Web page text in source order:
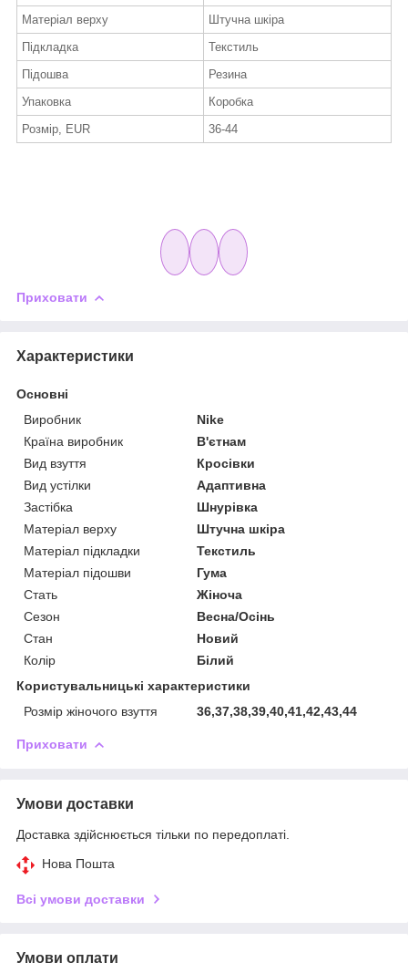
Матеріал верху
Штучна шкіра
Підкладка
Текстиль
Підошва
Резина
Упаковка
Коробка
Розмір, EUR
36-44
Приховати
Характеристики
Основні
Виробник
Nike
Країна виробник
В'єтнам
Вид взуття
Кросівки
Вид устілки
Адаптивна
Застібка
Шнурівка
Матеріал верху
Штучна шкіра
Матеріал підкладки
Текстиль
Матеріал підошви
Гума
Стать
Жіноча
Сезон
Весна/Осінь
Стан
Новий
Колір
Білий
Користувальницькі характеристики
Розмір жіночого взуття
36,37,38,39,40,41,42,43,44
Приховати
Умови доставки
Доставка здійснюється тільки по передоплаті.
Нова Пошта
Всі умови доставки
Умови оплати